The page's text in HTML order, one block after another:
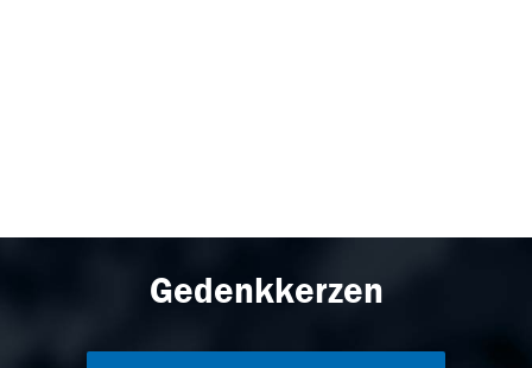
Gedenkkerzen